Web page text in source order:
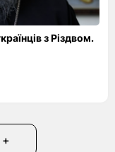
з Різдвом.
+